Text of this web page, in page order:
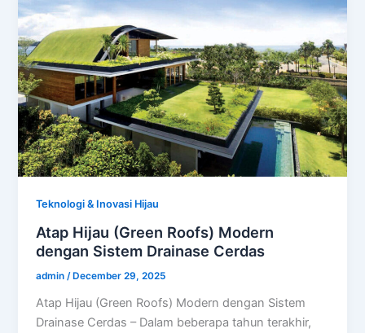
Teknologi & Inovasi Hijau
Atap Hijau (Green Roofs) Modern
dengan Sistem Drainase Cerdas
admin/ December 29, 2025
Atap Hijau (Green Roofs) Modern dengan Sistem
Drainase Cerdas – Dalam beberapa tahun terakhir,